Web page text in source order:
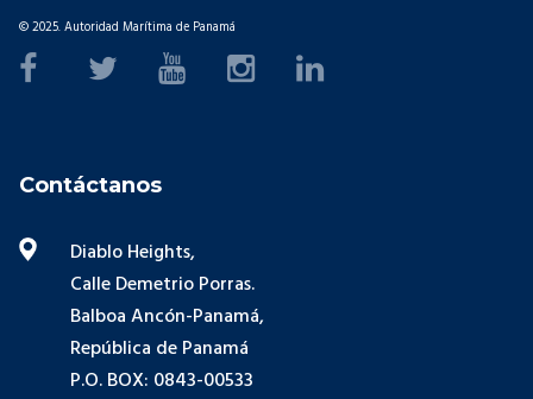
© 2025. Autoridad Marítima de Panamá
Contáctanos
Diablo Heights,
Calle Demetrio Porras.
Balboa Ancón-Panamá,
República de Panamá
P.O. BOX: 0843-00533